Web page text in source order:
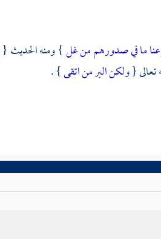
ما في صدورهم من غل} ومنه الحديث {
{ولكن البر من اتقى} .